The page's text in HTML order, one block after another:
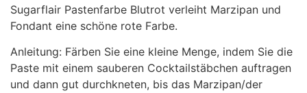
Sugarflair Pastenfarbe Blutrot verleiht Marzipan und
Fondant eine schöne rote Farbe.
Anleitung: Färben Sie eine kleine Menge, indem Sie die
Paste mit einem sauberen Cocktailstäbchen auftragen
und dann gut durchkneten, bis das Marzipan/der